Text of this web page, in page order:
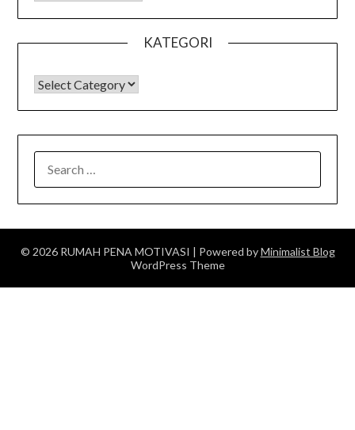
KATEGORI
KATEGORI
FOR:
© 2026 RUMAH PENA MOTIVASI | Powered byMinimalist Blog
WordPress Theme